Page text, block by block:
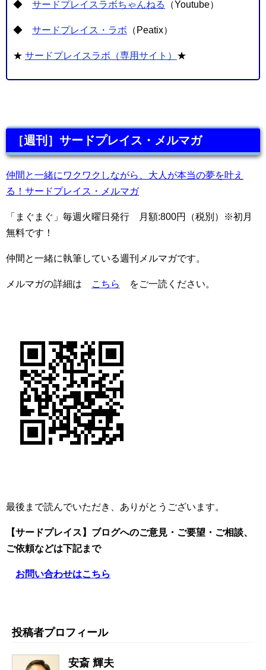
◆ サードプレイスラボちゃんねる （Youtube）
◆ サードプレイス・ラボ （Peatix）
★ サードプレイスラボ（専用サイト） ★
［週刊］サードプレイス・メルマガ
仲間と一緒にワクワクしながら、大人が本当の夢を叶え
る！サードプレイス・メルマガ
「まぐまぐ」毎週火曜日発行 月額:800円（税別）※初月
無料です！
仲間と一緒に執筆している週刊メルマガです。
メルマガの詳細は こちら をご一読ください。
最後まで読んでいただき、ありがとうございます。
【サードプレイス】ブログへのご意見・ご要望・ご相談、
ご依頼などは下記まで
お問い合わせはこちら
投稿者プロフィール
安斎 輝夫